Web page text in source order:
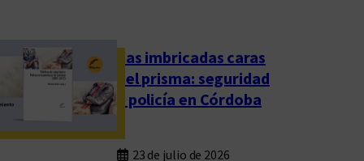
Las imbricadas caras
del prisma: seguridad
y policía en Córdoba
23 de julio de 2026